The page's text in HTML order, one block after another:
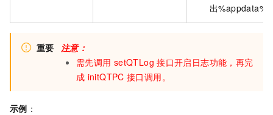
出
重要
注意：
需先调用 setQTLog 接口开启日志功能，再完
成 initQTPC 接口调用。
示例 ：